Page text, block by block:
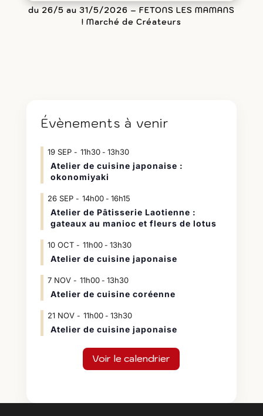
du 26/5 au 31/5/2026 – FETONS LES MAMANS
! Marché de Créateurs
Évènements à venir
19 SEP 11h30- 13h30
Atelier de cuisine japonaise :
okonomiyaki
26 SEP 14h00- 16h15
Atelier de Pâtisserie Laotienne :
gateaux au manioc et fleurs de lotus
10 OCT 11h00- 13h30
Atelier de cuisine japonaise
7 NOV 11h00- 13h30
Atelier de cuisine coréenne
21 NOV 11h00- 13h30
Atelier de cuisine japonaise
Voir le calendrier